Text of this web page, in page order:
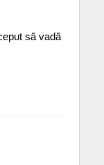
să vadă